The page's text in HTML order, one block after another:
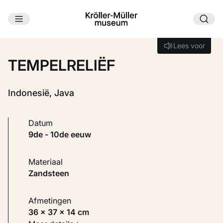
Ga naar hoofdinhoud
Lees voor
Lees voor
TEMPELRELIËF
Indonesië, Java
Datum
9de - 10de eeuw
Materiaal
Zandsteen
Afmetingen
36 × 37 × 14 cm